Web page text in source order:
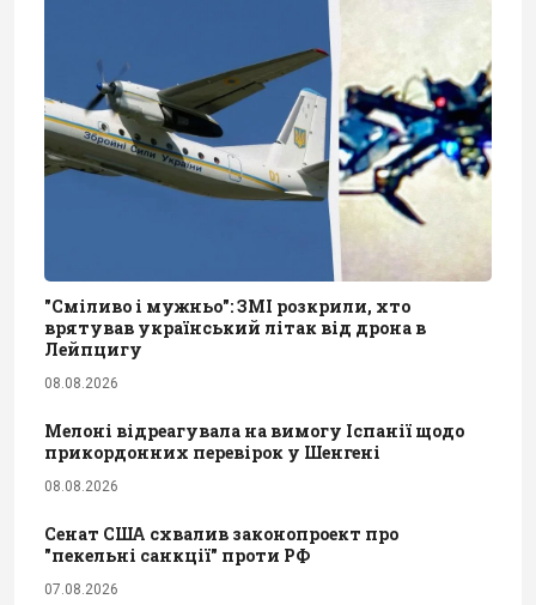
"Сміливо і мужньо": ЗМІ розкрили, хто
врятував український літак від дрона в
Лейпцигу
08.08.2026
Мелоні відреагувала на вимогу Іспанії щодо
прикордонних перевірок у Шенгені
08.08.2026
Сенат США схвалив законопроект про
"пекельні санкції" проти РФ
07.08.2026